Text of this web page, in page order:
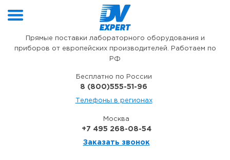
Прямые поставки лабораторного оборудования и
приборов от европейских производителей. Работаем по
РФ
Бесплатно по России
8 (800)555-51-96
Телефоны в регионах
Москва
+7 495 268-08-54
Заказать звонок